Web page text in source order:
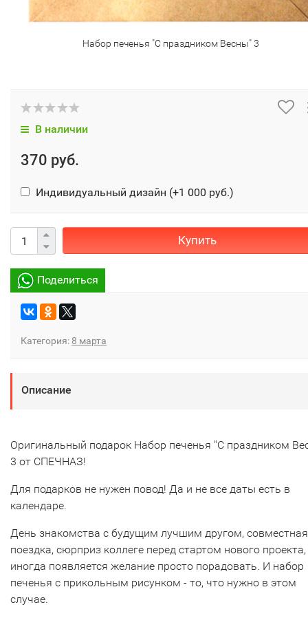
Набор печенья "С праздником Весны" 3
В наличии
370 руб.
Индивидуальный дизайн (+1 000 руб.)
Купить
Поделиться
Категория: 8 марта
Описание
Оригинальный подарок Набор печенья "С праздником
3 от СПЕЧНАЗ!
Для подарков не нужен повод! Да и не все даты есть в
календаре.
День знакомства с будущим лучшим другом, совместная
поездка, сюрприз коллеге перед стартом нового
иногда появляется желание просто порадовать. И набор
печенья с прикольным рисунком - то, что нужно в этом
случае.